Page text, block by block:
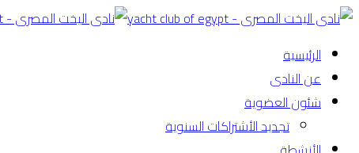
الرئيسية
عن النادى
شئون العضوية
تجديد الأشتراكات السنوية